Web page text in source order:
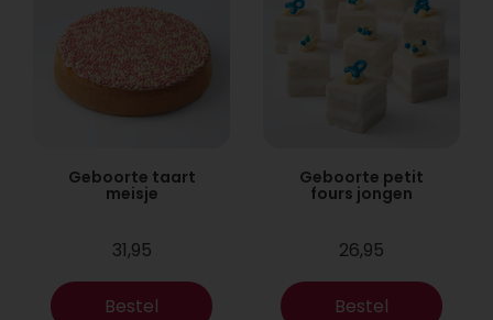
Geboorte taart
meisje
31,95
Bestel
Geboorte petit
fours jongen
26,95
Bestel